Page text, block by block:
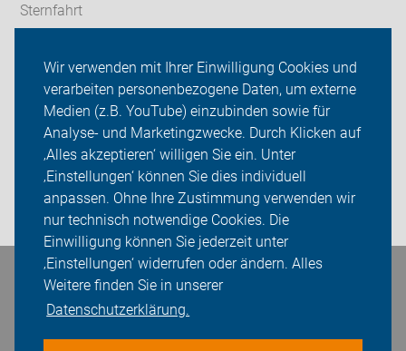
Wir verwenden mit Ihrer Einwilligung Cookies und
verarbeiten personenbezogene Daten, um externe
Medien (z.B. YouTube) einzubinden sowie für
Analyse- und Marketingzwecke. Durch Klicken auf
‚Alles akzeptieren‘ willigen Sie ein. Unter
‚Einstellungen‘ können Sie dies individuell
anpassen. Ohne Ihre Zustimmung verwenden wir
nur technisch notwendige Cookies. Die
Einwilligung können Sie jederzeit unter
‚Einstellungen‘ widerrufen oder ändern. Alles
Weitere finden Sie in unserer
Datenschutzerklärung.
Sternfahrt
ADFC Berlin
Sei dabei
Presse
Login
Bleiben Sie in Kontakt